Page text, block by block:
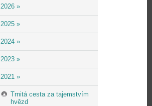
2026 »
2025 »
2024 »
2023 »
2021 »
Trnitá cesta za tajemstvím
hvězd